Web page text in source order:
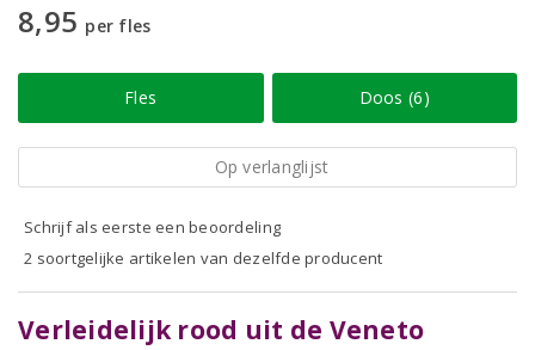
8,95 per fles
Fles Doos (6)
Op verlanglijst
Schrijf als eerste een beoordeling
2 soortgelijke artikelen van dezelfde producent
Verleidelijk rood uit de Veneto